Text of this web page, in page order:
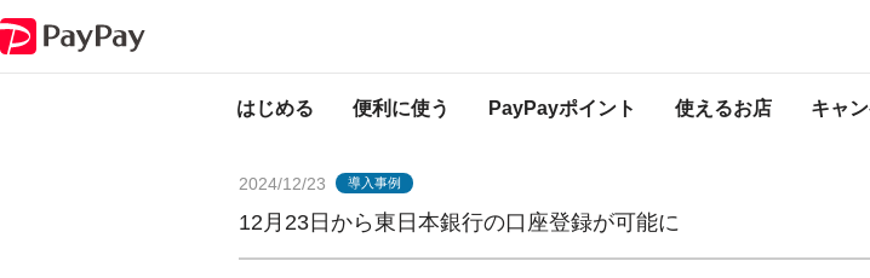
はじめる 便利に使う PayPayポイント 使えるお店 キャ
PayPayからの
2024/12/23 導入事例
12月23日から東日本銀行の口座登録が可能に